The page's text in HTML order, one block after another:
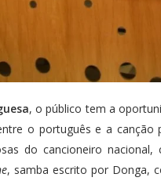
, o público tem a
o português e a canção
do cancioneiro nacional,
, samba escrito por Donga,